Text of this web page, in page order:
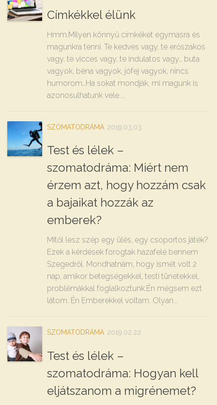
Címkékkel élünk
Hmm.Milyen könnyű címkéket egymásra és
magunkra tenni. Te kedves vagy, te erőszakos
vagy, te vicces vagy, te indulatos vagy… buta
vagyok, béna vagyok, jófej vagyok, nincs
humorom…Ha sokat mondják, mi magunk is
azonosulhatunk vele....
SZOMATODRÁMA 2019.03.03.
Test és lélek –
szomatodráma: Miért nem
érzem azt, hogy hozzám csak
a bajaikat hozzák az
emberek?
Mitől lesz szép egy ülés, egy csoportos játék?
Ezek a kérdések forogtak hazafelé bennem
Szegedről. Mondhatnám, hogy ismét volt 2
nap, amikor betegségekkel, testi tünetekkel,
problémákkal foglalkoztunk.Én mégsem ezt
látom. Én Emberekkel voltam. Olyan...
SZOMATODRÁMA 2019.02.22.
Test és lélek –
szomatodráma: Hogyan kell
eljátszanom a migrénemet?